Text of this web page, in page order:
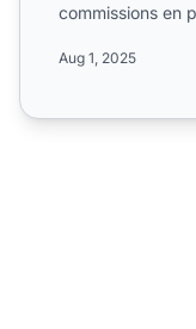
commissions en
Aug 1, 2025